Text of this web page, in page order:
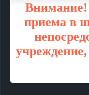
Внимание!
приема в